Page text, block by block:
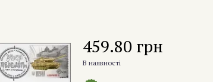
459.80 грн
В наявності